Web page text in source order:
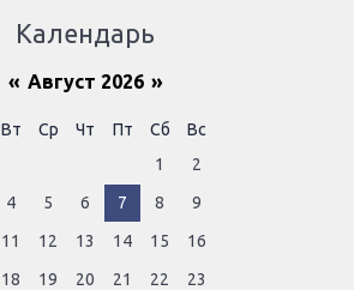
Календарь
« Август 2026 »
Вт Ср Чт Пт Сб
Вс
1
2
4 5 6 7 8
9
11 12 13 14 15
16
18 19 20 21 22
23